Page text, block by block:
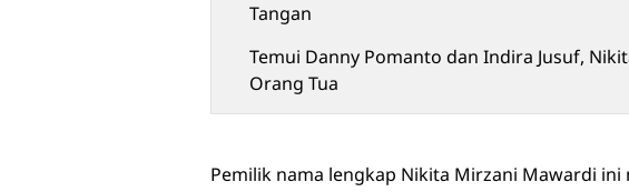
Tangan
Temui Danny Pomanto dan Indira Jusuf,
Orang Tua
Pemilik nama lengkap Nikita Mirzani Mawardi ini